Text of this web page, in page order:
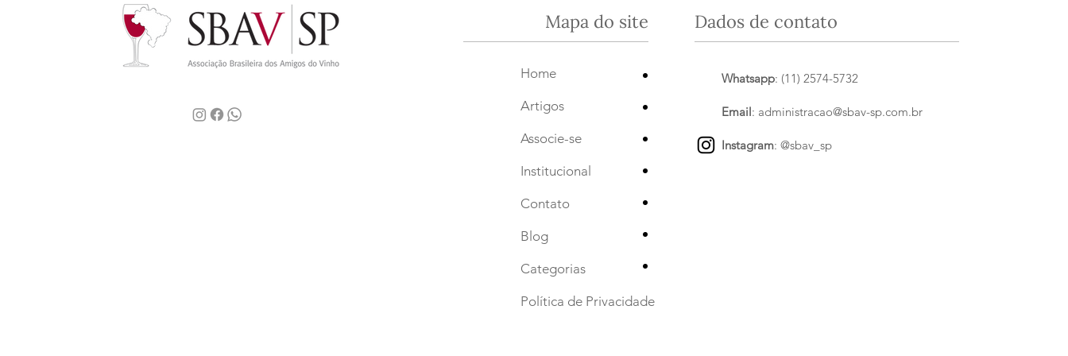
Mapa do site
Home
Artigos
Associe-se
Institucional
Contato
Blog
Categorias
Política de Privacidade
•
•
•
•
•
•
•
Dados de contato
Whatsapp: (11) 2574-5732
Email: administracao@sbav-sp.com.br
Instagram: @sbav_sp